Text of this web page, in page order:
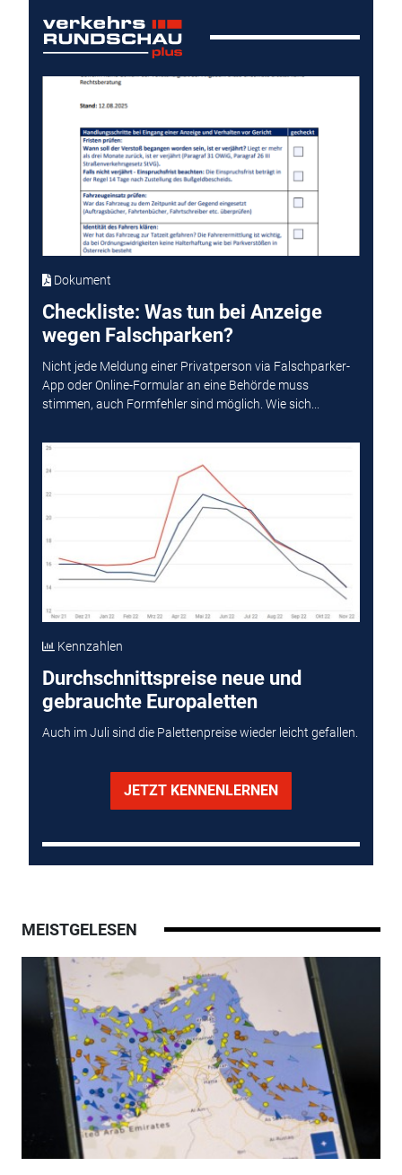
Dokument
Checkliste: Was tun bei Anzeige
wegen Falschparken?
Nicht jede Meldung einer Privatperson via Falschparker-
App oder Online-Formular an eine Behörde muss
stimmen, auch Formfehler sind möglich. Wie sich...
Kennzahlen
Durchschnittspreise neue und
gebrauchte Europaletten
Auch im Juli sind die Palettenpreise wieder leicht gefallen.
JETZT KENNENLERNEN
MEISTGELESEN